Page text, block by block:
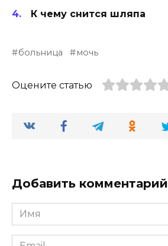
К чему снится шляпа
больница мочь
Оцените статью
Добавить комментарий
Имя
*
Email